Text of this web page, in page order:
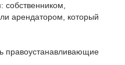
собственником,
арендатором, который
правоустанавливающие